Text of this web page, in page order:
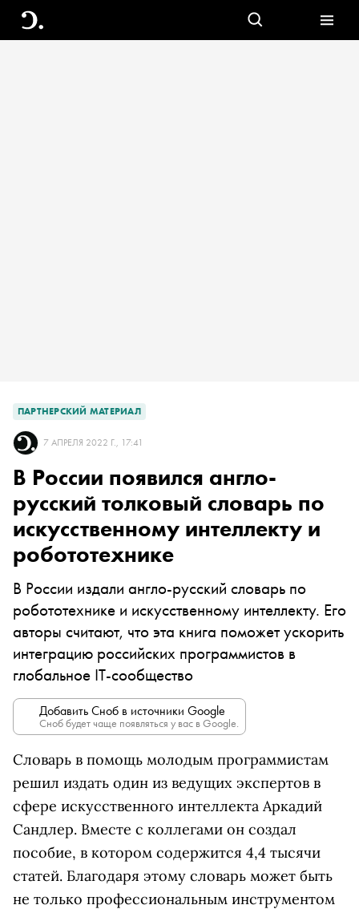
ПАРТНЕРСКИЙ МАТЕРИАЛ
7 АПРЕЛЯ 2022 Г., 17:41
В России появился англо-
русский толковый словарь по
искусственному интеллекту и
робототехнике
В России издали англо-русский словарь по
робототехнике и искусственному интеллекту. Его
авторы считают, что эта книга поможет ускорить
интеграцию российских программистов в
глобальное IT-сообщество
Добавить Сноб в источники Google
Сноб будет чаще появляться у вас в Google.
Словарь в помощь молодым программистам
решил издать один из ведущих экспертов в
сфере искусственного интеллекта Аркадий
Сандлер. Вместе с коллегами он создал
пособие, в котором содержится 4,4 тысячи
статей. Благодаря этому словарь может быть
не только профессиональным инструментом